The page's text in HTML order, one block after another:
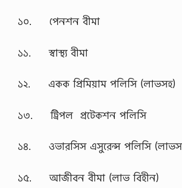
১০. পেনশন বীমা
১১. স্বাস্থ্য বীমা
১২. একক প্রিমিয়াম পলিসি (লাভসহ)
১৩. ট্রিপল প্রটেকশন পলিসি
১৪. ওভারসিস এসুরেন্স পলিসি
১৫. আজীবন বীমা (লাভ বিহীন)